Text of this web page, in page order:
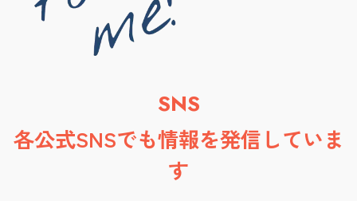
SNS
各公式SNSでも情報を発信していま
す